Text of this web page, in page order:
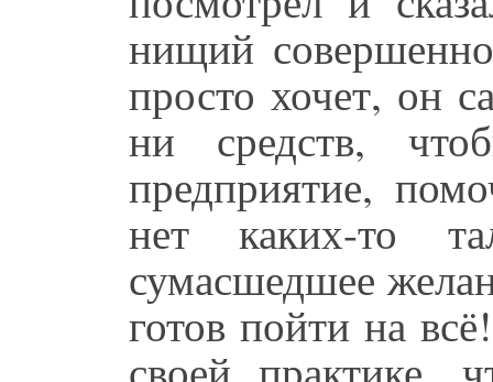
нищий
просто хочет, он
ни средств,
предприятие,
нет каких-то
сумасшедшее
готов пойти на
своей практике,